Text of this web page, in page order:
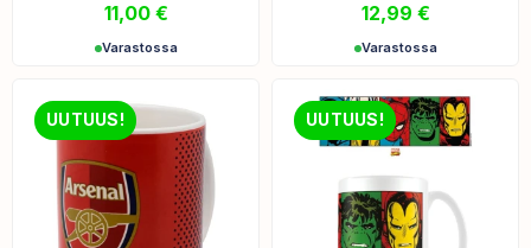
11,00 €
Varastossa
12,99 €
Varastossa
UUTUUS! UUTUUS!